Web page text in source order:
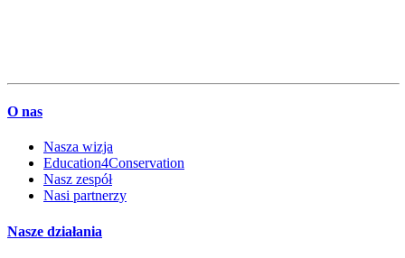
O nas
Nasza wizja
Education4Conservation
Nasz zespół
Nasi partnerzy
Nasze działania